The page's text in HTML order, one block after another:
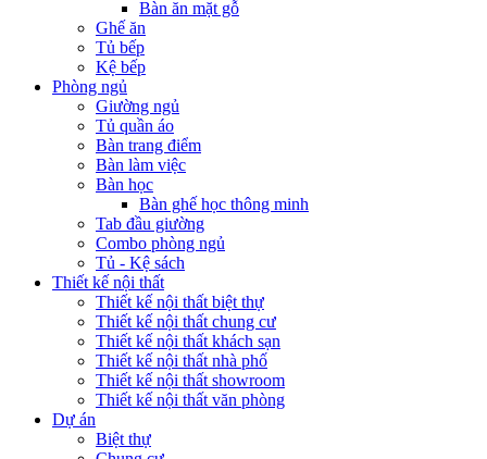
Bàn ăn mặt gỗ
Ghế ăn
Tủ bếp
Kệ bếp
Phòng ngủ
Giường ngủ
Tủ quần áo
Bàn trang điểm
Bàn làm việc
Bàn học
Bàn ghế học thông minh
Tab đầu giường
Combo phòng ngủ
Tủ - Kệ sách
Thiết kế nội thất
Thiết kế nội thất biệt thự
Thiết kế nội thất chung cư
Thiết kế nội thất khách sạn
Thiết kế nội thất nhà phố
Thiết kế nội thất showroom
Thiết kế nội thất văn phòng
Dự án
Biệt thự